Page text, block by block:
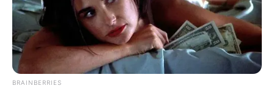
bySzerző November 17, 2025
BRAINBERRIES